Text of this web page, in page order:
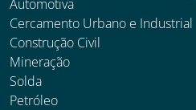
Automotiva
Cercamento Urbano e Industrial
Construção Civil
Mineração
Solda
Petróleo